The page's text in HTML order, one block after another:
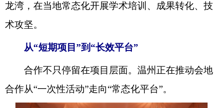
龙湾，在当地常态化开展学术培训、成果转化、技
术攻坚。
从“短期项目”到 “长效平台”
合作不只停留在项目层面。温州正在推动会地
合作从“一次性活动”走向“常态化平台”。